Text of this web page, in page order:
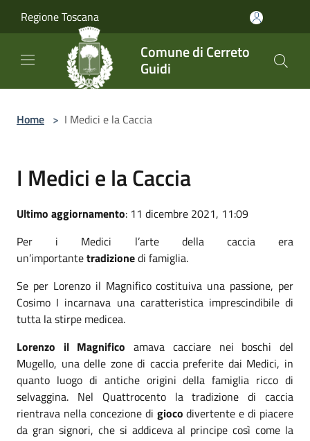
Regione Toscana
Comune di Cerreto
Guidi
Home > I Medici e la Caccia
I Medici e la Caccia
Ultimo aggiornamento: 11 dicembre 2021, 11:09
Per i Medici l’arte della caccia era
un’importantetradizionedi famiglia.
Se per Lorenzo il Magnifico costituiva una passione, per
Cosimo I incarnava una caratteristica imprescindibile di
tutta la stirpe medicea.
Lorenzo il Magnifico amava cacciare nei boschi del
Mugello, una delle zone di caccia preferite dai Medici, in
quanto luogo di antiche origini della famiglia ricco di
selvaggina. Nel Quattrocento la tradizione di caccia
rientrava nella concezione di giocodivertente e di piacere
da gran signori, che si addiceva al principe così come la